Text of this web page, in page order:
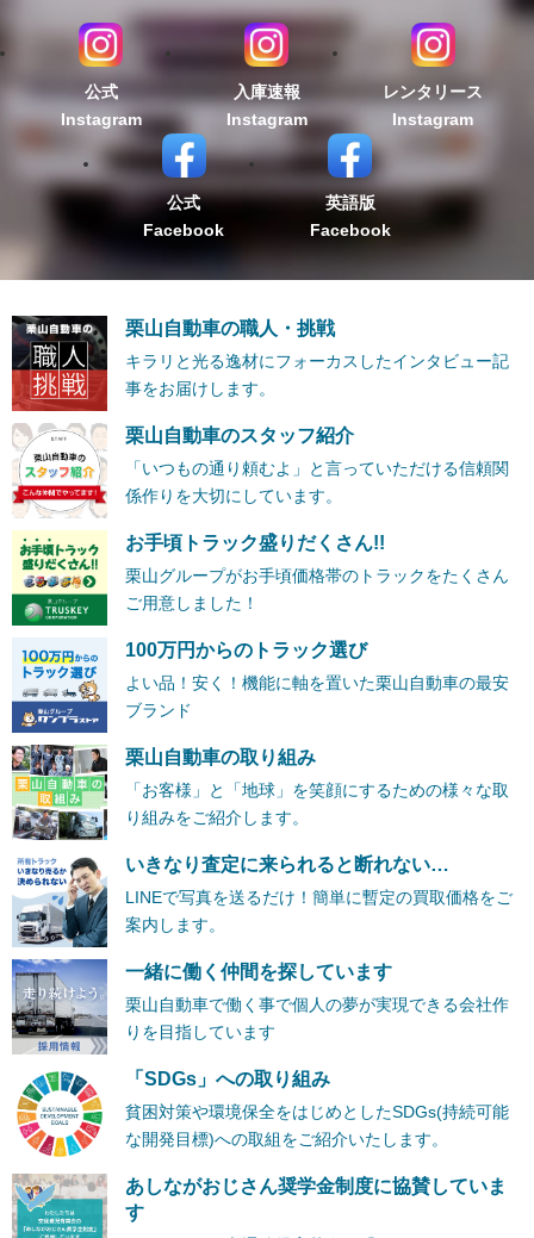
公式
Instagram
入庫速報
Instagram
レンタリース
Instagram
公式
Facebook
英語版
Facebook
栗山自動車の職人・挑戦
キラリと光る逸材にフォーカスしたインタビュー記
事をお届けします。
栗山自動車のスタッフ紹介
「いつもの通り頼むよ」と言っていただける信頼関
係作りを大切にしています。
お手頃トラック盛りだくさん!!
栗山グループがお手頃価格帯のトラックをたくさん
ご用意しました！
100万円からのトラック選び
よい品！安く！機能に軸を置いた栗山自動車の最安
ブランド
栗山自動車の取り組み
「お客様」と「地球」を笑顔にするための様々な取
り組みをご紹介します。
いきなり査定に来られると断れない…
LINEで写真を送るだけ！簡単に暫定の買取価格をご
案内します。
一緒に働く仲間を探しています
栗山自動車で働く事で個人の夢が実現できる会社作
りを目指しています
「SDGs」への取り組み
貧困対策や環境保全をはじめとしたSDGs(持続可能
な開発目標)への取組をご紹介いたします。
あしながおじさん奨学金制度に協賛していま
す